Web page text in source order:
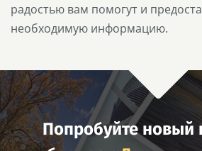
радостью вам помогут и
необходимую информацию.
Попробуйте новый